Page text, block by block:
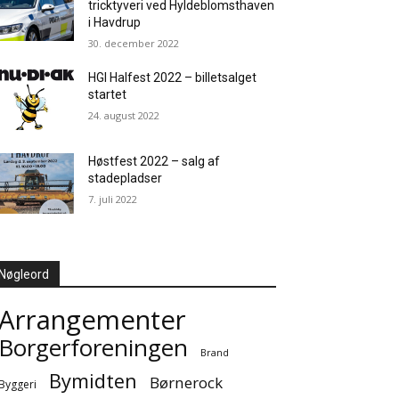
tricktyveri ved Hyldeblomsthaven
i Havdrup
30. december 2022
HGI Halfest 2022 – billetsalget
startet
24. august 2022
Høstfest 2022 – salg af
stadepladser
7. juli 2022
Brand
Bymidten Børnerock